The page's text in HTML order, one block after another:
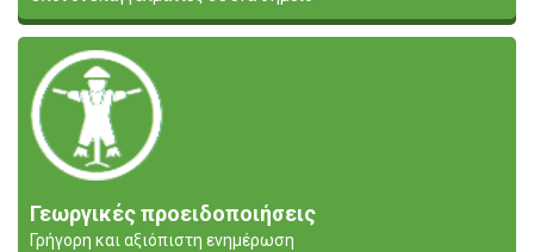
Γεωργικές προειδοποιήσεις
Γρήγορη και αξιόπιστη ενημέρωση